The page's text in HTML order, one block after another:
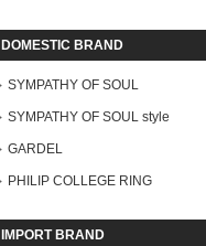
DOMESTIC BRAND
SYMPATHY OF SOUL
SYMPATHY OF SOUL style
GARDEL
PHILIP COLLEGE RING
IMPORT BRAND